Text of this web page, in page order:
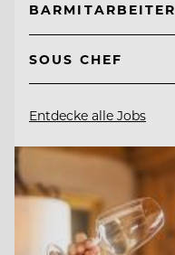
BARMITARBEITER
SOUS CHEF
Entdecke alle Jobs